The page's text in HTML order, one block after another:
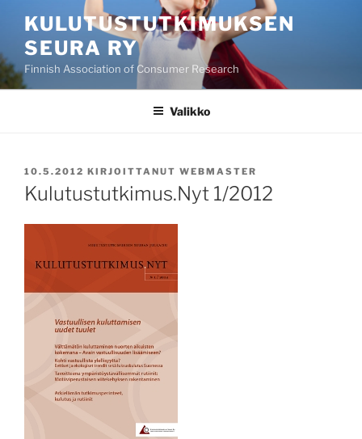
sisältöönKULUTUSTUTKIMUKSEN
SEURA RY
Finnish Association of Consumer Research
Valikko
JULKAISTU
10.5.2012 KIRJOITTANUT WEBMASTER
Kulutustutkimus.Nyt 1/2012